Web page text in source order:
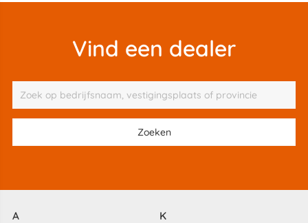
Vind een dealer
A K